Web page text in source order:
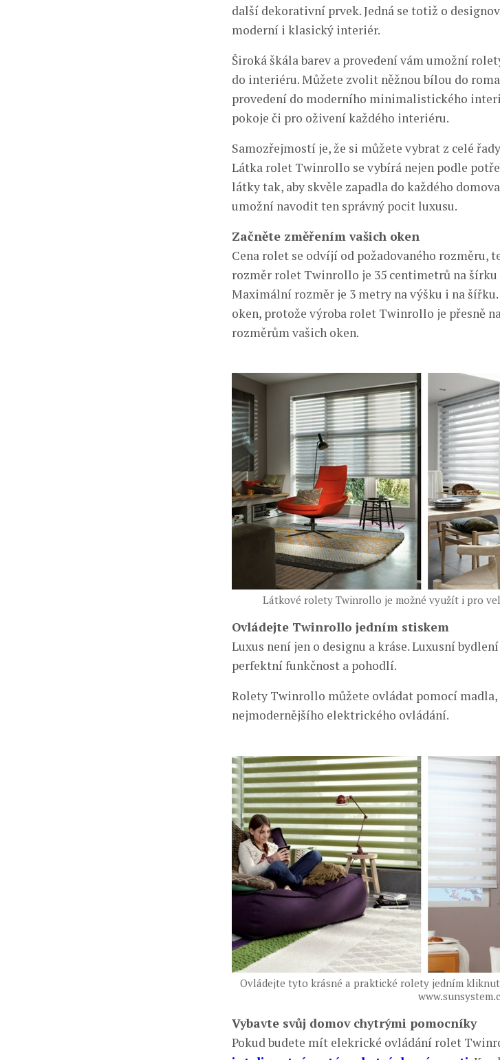
další dekorativní prvek. Jedná se totiž o
moderní i klasický interiér.
Široká škála barev a provedení vám umožní
do interiéru. Můžete zvolit něžnou bílou do
provedení do moderního minimalistického
pokoje či pro oživení každého interiéru.
Samozřejmostí je, že si můžete vybrat z celé
Látka rolet Twinrollo se vybírá nejen podle
látky tak, aby skvěle zapadla do každého
umožní navodit ten správný pocit luxusu.
Začněte změřením vašich oken
Cena rolet se odvíjí od požadovaného rozměru,
rozměr rolet Twinrollo je 35 centimetrů na šírku
Maximální rozměr je 3 metry na výšku i na
oken, protože výroba rolet Twinrollo je přesně
rozměrům vašich oken.
Látkové rolety Twinrollo je možné využít i pro
Ovládejte Twinrollo jedním stiskem
Luxus není jen o designu a kráse. Luxusní
perfektní funkčnost a pohodlí.
Rolety Twinrollo můžete ovládat pomocí
nejmodernějšího elektrického ovládání.
Ovládejte tyto krásné a praktické rolety jedním
Vybavte svůj domov chytrými pomocníky
Pokud budete mít elekrické ovládání rolet